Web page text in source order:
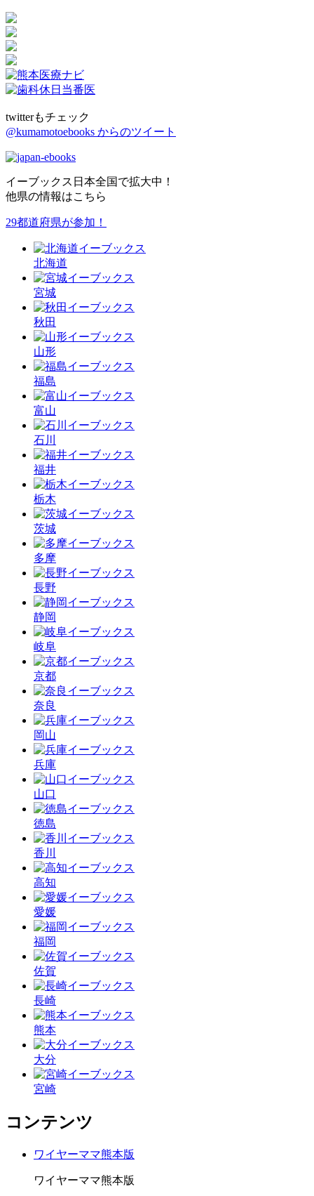
twitterもチェック
@kumamotoebooks からのツイート
イーブックス日本全国で拡大中！
他県の情報はこちら
29都道府県が参加！
北海道
宮城
秋田
山形
福島
富山
石川
福井
栃木
茨城
多摩
長野
静岡
岐阜
京都
奈良
岡山
兵庫
山口
徳島
香川
高知
愛媛
福岡
佐賀
長崎
熊本
大分
宮崎
コンテンツ
ワイヤーママ熊本版
ワイヤーママ熊本版